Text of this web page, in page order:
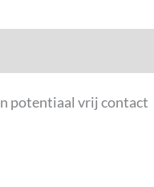
potentiaal vrij contact